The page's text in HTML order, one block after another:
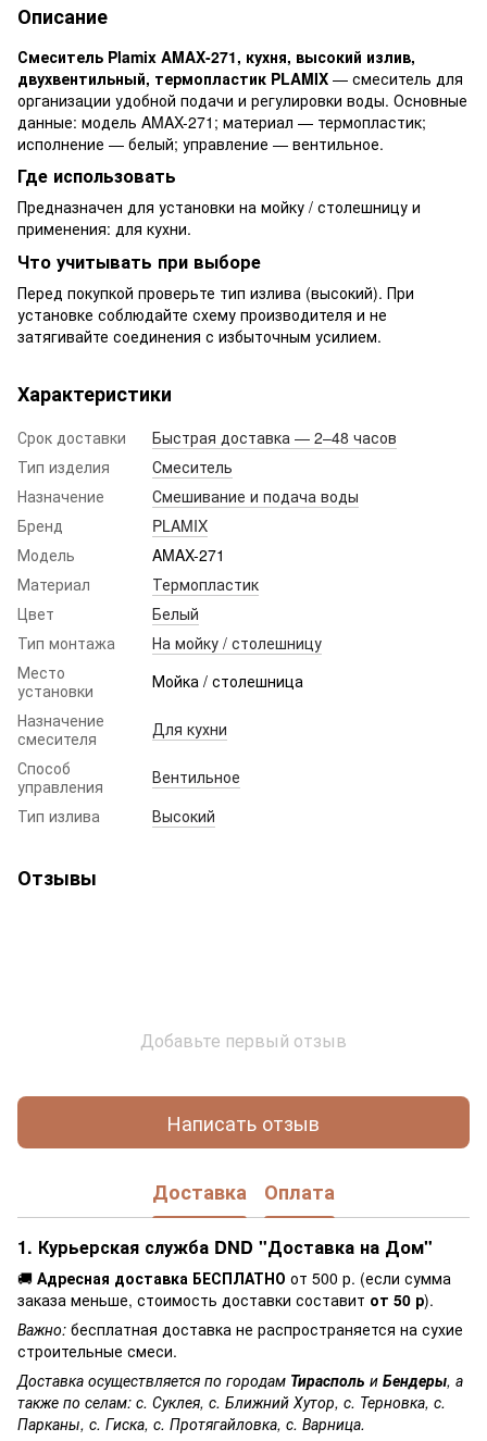
Описание
Смеситель Plamix AMAX-271, кухня, высокий излив,
двухвентильный, термопластик PLAMIX — смеситель для
организации удобной подачи и регулировки воды. Основные
данные: модель AMAX-271; материал — термопластик;
исполнение — белый; управление — вентильное.
Где использовать
Предназначен для установки на мойку / столешницу и
применения: для кухни.
Что учитывать при выборе
Перед покупкой проверьте тип излива (высокий). При
установке соблюдайте схему производителя и не
затягивайте соединения с избыточным усилием.
Характеристики
Срок доставки
Быстрая доставка — 2–48 часов
Тип изделия
Смеситель
Назначение
Смешивание и подача воды
Бренд
PLAMIX
Модель
AMAX-271
Материал
Термопластик
Цвет
Белый
Тип монтажа
На мойку / столешницу
Место
установки
Мойка / столешница
Назначение
смесителя
Для кухни
Способ
управления
Вентильное
Тип излива
Высокий
Отзывы
Добавьте первый отзыв
Написать отзыв
Доставка Оплата
1. Курьерская служба DND "Доставка на Дом"
🚚 Адресная доставка БЕСПЛАТНО от 500 р. (если сумма
заказа меньше, стоимость доставки составит от 50 р).
Важно: бесплатная доставка не распространяется на сухие
строительные смеси.
Доставка осуществляется по городам Тирасполь и Бендеры, а
также по селам: с. Суклея, с. Ближний Хутор, с. Терновка, с.
Парканы, с. Гиска, с. Протягайловка, с. Варница.